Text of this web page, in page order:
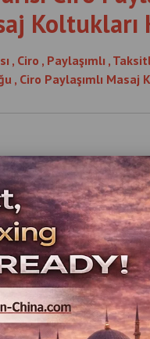
, Ciro , Paylaşımlı ,
, Ciro Paylaşımlı